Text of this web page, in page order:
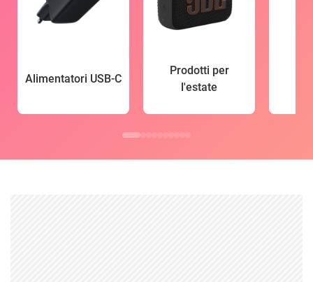
Alimentatori USB-C
Prodotti per
l'estate